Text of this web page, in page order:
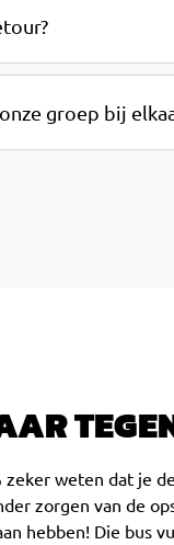
groep bij
weten dat je
zorgen van de
hebben! Die bus